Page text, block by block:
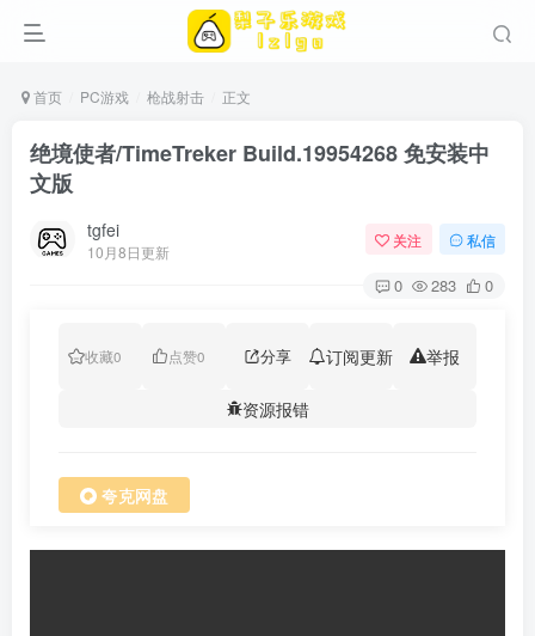
首页 PC游戏 枪战射击 正文
绝境使者/TimeTreker Build.19954268 免安装中
文版
tgfei
10月8日更新
关注 私信
0 283 0
收藏0 点赞0 分享 订阅更新 举报
资源报错
夸克网盘